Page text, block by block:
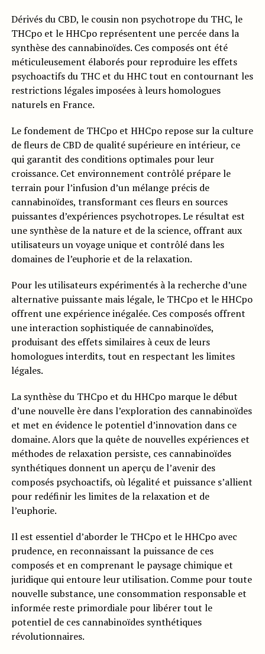
Dérivés du CBD, le cousin non psychotrope du THC, le
THCpo et le HHCpo représentent une percée dans la
synthèse des cannabinoïdes. Ces composés ont été
méticuleusement élaborés pour reproduire les effets
psychoactifs du THC et du HHC tout en contournant les
restrictions légales imposées à leurs homologues
naturels en France.
Le fondement de THCpo et HHCpo repose sur la culture
de fleurs de CBD de qualité supérieure en intérieur, ce
qui garantit des conditions optimales pour leur
croissance. Cet environnement contrôlé prépare le
terrain pour l’infusion d’un mélange précis de
cannabinoïdes, transformant ces fleurs en sources
puissantes d’expériences psychotropes. Le résultat est
une synthèse de la nature et de la science, offrant aux
utilisateurs un voyage unique et contrôlé dans les
domaines de l’euphorie et de la relaxation.
Pour les utilisateurs expérimentés à la recherche d’une
alternative puissante mais légale, le THCpo et le HHCpo
offrent une expérience inégalée. Ces composés offrent
une interaction sophistiquée de cannabinoïdes,
produisant des effets similaires à ceux de leurs
homologues interdits, tout en respectant les limites
légales.
La synthèse du THCpo et du HHCpo marque le début
d’une nouvelle ère dans l’exploration des cannabinoïdes
et met en évidence le potentiel d’innovation dans ce
domaine. Alors que la quête de nouvelles expériences et
méthodes de relaxation persiste, ces cannabinoïdes
synthétiques donnent un aperçu de l’avenir des
composés psychoactifs, où légalité et puissance s’allient
pour redéfinir les limites de la relaxation et de
l’euphorie.
Il est essentiel d’aborder le THCpo et le HHCpo avec
prudence, en reconnaissant la puissance de ces
composés et en comprenant le paysage chimique et
juridique qui entoure leur utilisation. Comme pour toute
nouvelle substance, une consommation responsable et
informée reste primordiale pour libérer tout le
potentiel de ces cannabinoïdes synthétiques
révolutionnaires.